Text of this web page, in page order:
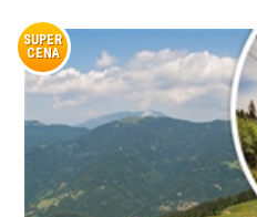
SUPER
CENA